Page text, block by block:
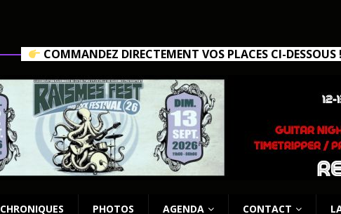
COMMANDEZ DIRECTEMENT VOS PLACES CI-
CHRONIQUES PHOTOS AGENDA CONTACT